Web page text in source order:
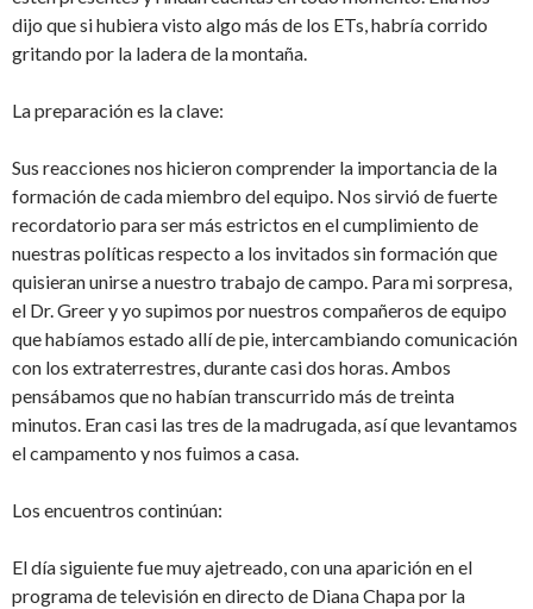
dijo que si hubiera visto algo más de los ETs, habría corrido
gritando por la ladera de la montaña.
La preparación es la clave:
Sus reacciones nos hicieron comprender la importancia de la
formación de cada miembro del equipo. Nos sirvió de fuerte
recordatorio para ser más estrictos en el cumplimiento de
nuestras políticas respecto a los invitados sin formación que
quisieran unirse a nuestro trabajo de campo. Para mi sorpresa,
el Dr. Greer y yo supimos por nuestros compañeros de equipo
que habíamos estado allí de pie, intercambiando comunicación
con los extraterrestres, durante casi dos horas. Ambos
pensábamos que no habían transcurrido más de treinta
minutos. Eran casi las tres de la madrugada, así que levantamos
el campamento y nos fuimos a casa.
Los encuentros continúan:
El día siguiente fue muy ajetreado, con una aparición en el
programa de televisión en directo de Diana Chapa por la